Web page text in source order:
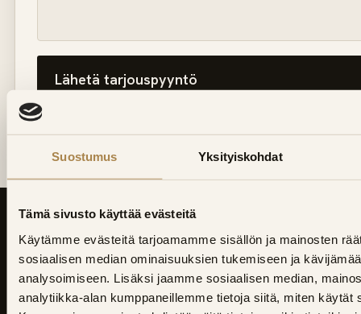
Suostumus Yksityiskohdat
Tämä sivusto käyttää evästeitä
Käytämme evästeitä tarjoamamme sisällön ja mainosten
sosiaalisen median ominaisuuksien tukemiseen ja
analysoimiseen. Lisäksi jaamme sosiaalisen median,
analytiikka-alan kumppaneillemme tietoja siitä, miten käytät
Lähetä tarjouspyyntö
Kylpyhuoneremontit ja saunaremontit